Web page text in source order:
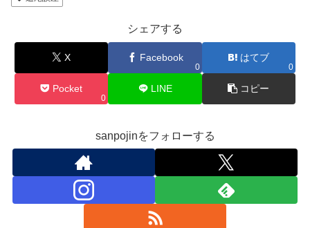
シェアする
X Facebook
0
はてブ
0
Pocket
0
LINE コピー
sanpojinをフォローする